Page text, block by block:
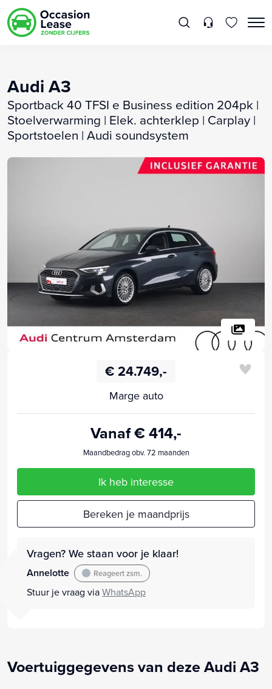
Audi A3
Sportback 40 TFSI e Business edition 204pk |
Stoelverwarming | Elek. achterklep | Carplay |
Sportstoelen | Audi soundsystem
€ 24.749,-
Marge auto
Vanaf € 414,-
Maandbedrag obv. 72 maanden
Ik heb interesse
Bereken je maandprijs
Vragen? We staan voor je klaar!
Annelotte Reageert zsm.
Stuur je vraag viaWhatsApp
Voertuiggegevens van deze Audi A3